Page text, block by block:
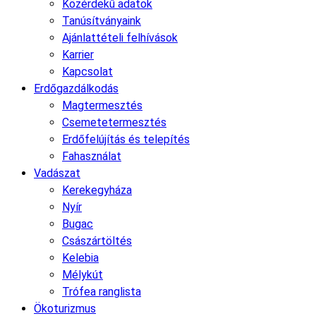
Közérdekű adatok
Tanúsítványaink
Ajánlattételi felhívások
Karrier
Kapcsolat
Erdőgazdálkodás
Magtermesztés
Csemetetermesztés
Erdőfelújítás és telepítés
Fahasználat
Vadászat
Kerekegyháza
Nyír
Bugac
Császártöltés
Kelebia
Mélykút
Trófea ranglista
Ökoturizmus